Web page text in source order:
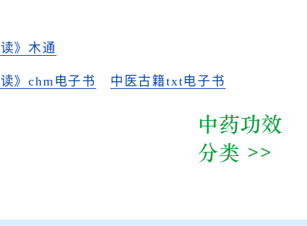
》木通
》chm电子书 中医古籍txt电子书